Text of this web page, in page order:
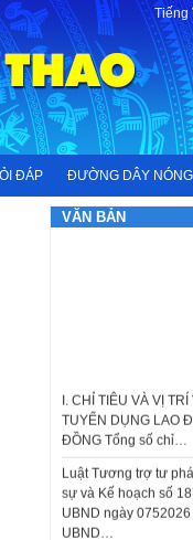
Tiếng
ĐÁP ĐƯỜNG DÂY NÓNG
VĂN BẢN
TUYỂN DỤNG LAO
ĐỒNG Tổng số chỉ…
Luật Tương trợ tư
sự và Kế hoạch số
UBND ngày
UBND…